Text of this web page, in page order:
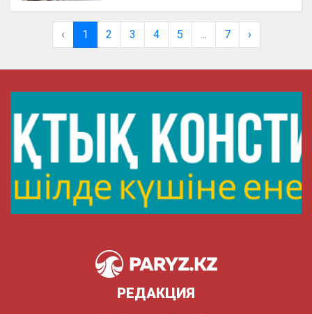
‹ 1 2 3 4 5 7 ›
РЕДАКЦИЯ